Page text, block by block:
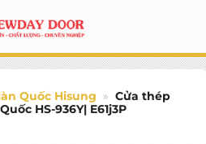
Quốc Hisung » Cửa thép
HS-936Y| E61j3P